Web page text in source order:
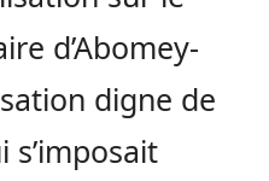
d’Abomey-
digne de